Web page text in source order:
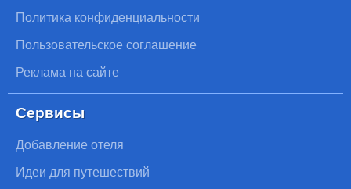
Политика конфиденциальности
Пользовательское соглашение
Реклама на сайте
Сервисы
Добавление отеля
Идеи для путешествий